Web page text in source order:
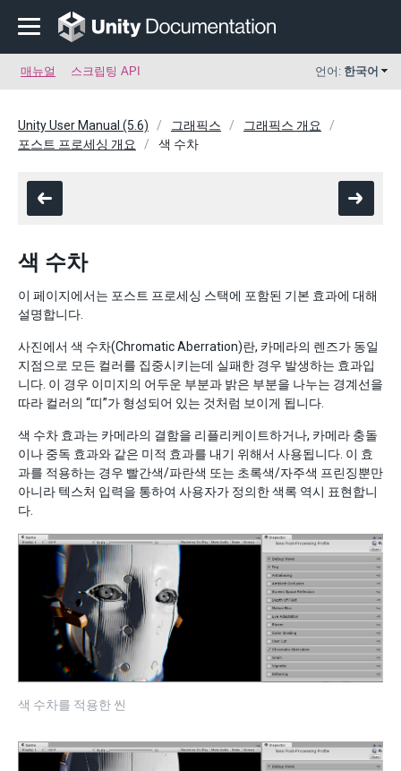
매뉴얼 스크립팅 API 언어: 한국어
Unity User Manual (5.6) 그래픽스
그래픽스 개요
포스트 프로세싱 개요
색 수차
색 수차
이 페이지에서는 포스트 프로세싱 스택에 포함된 기본 효과에 대해
설명합니다.
사진에서 색 수차(Chromatic Aberration)란, 카메라의 렌즈가 동일
지점으로 모든 컬러를 집중시키는데 실패한 경우 발생하는 효과입
니다. 이 경우 이미지의 어두운 부분과 밝은 부분을 나누는 경계선을
따라 컬러의 “띠”가 형성되어 있는 것처럼 보이게 됩니다.
색 수차 효과는 카메라의 결함을 리플리케이트하거나, 카메라 충돌
이나 중독 효과와 같은 미적 효과를 내기 위해서 사용됩니다. 이 효
과를 적용하는 경우 빨간색/파란색 또는 초록색/자주색 프린징뿐만
아니라 텍스처 입력을 통하여 사용자가 정의한 색록 역시 표현합니
다.
색 수차를 적용한 씬